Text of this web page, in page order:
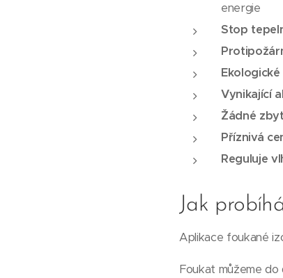
energie
Stop
Vynikající
Žádné
Příznivá
Reguluje
Jak
Aplikace foukané
Foukat můžeme